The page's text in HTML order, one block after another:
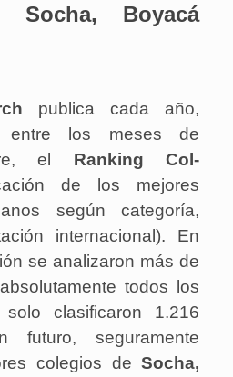
Socha, Boyacá
publica cada año,
los meses de
el Ranking Col-
de los mejores
según categoría,
internacional). En
se analizaron más de
todos los
clasificaron 1.216
futuro, seguramente
colegios deSocha,